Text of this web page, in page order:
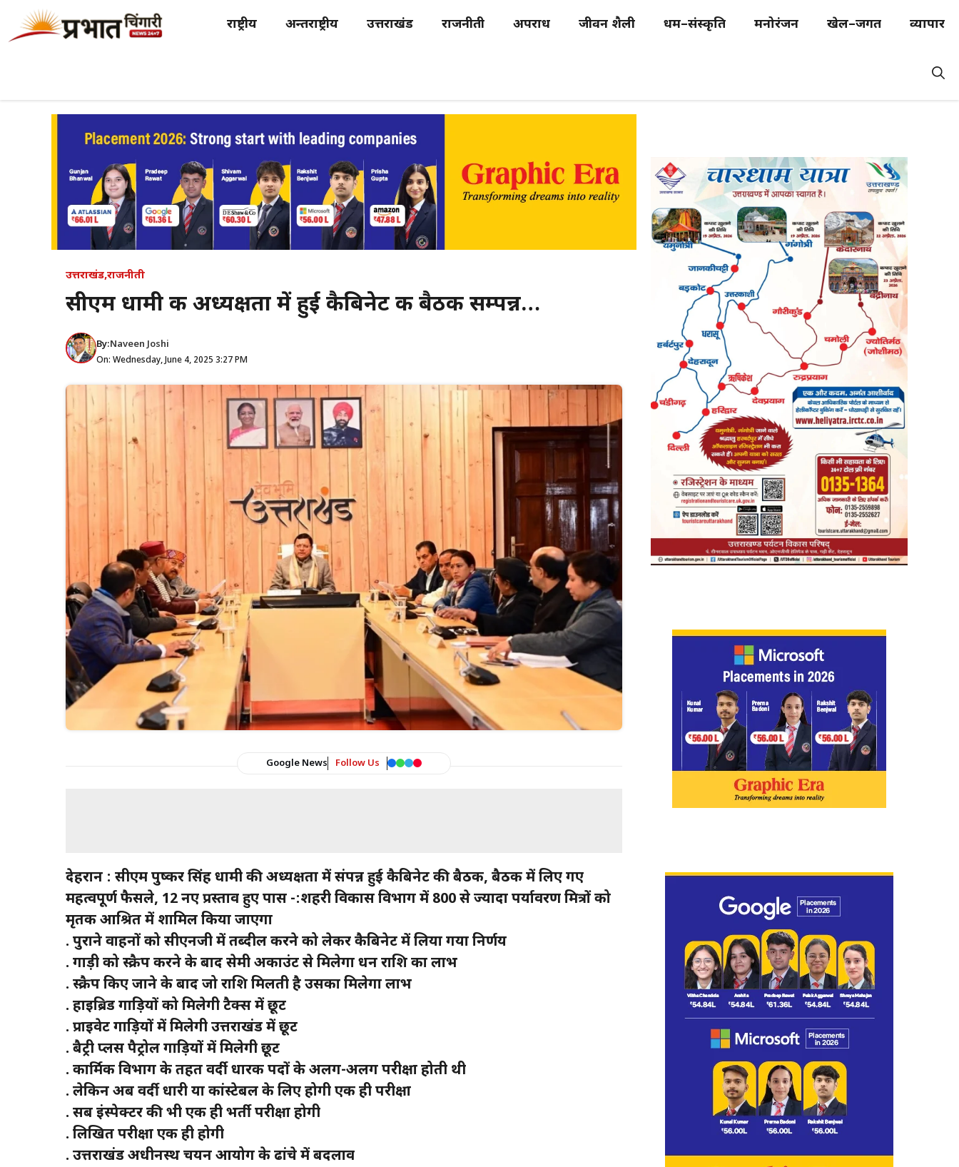
राष्ट्रीय अन्तर्राष्ट्रीय उत्तराखंड राजनीती अपराध जीवन शैली धर्म–संस्कृति मनोरंजन खेल–जगत व्यापार
उत्तराखंड,राजनीती
सीएम धामी की अध्यक्षता में हुई कैबिनेट की बैठक सम्पन्न…
By:Naveen Joshi
On: Wednesday, June 4, 2025 3:27 PM
Google News Follow Us
देहरादून : सीएम पुष्कर सिंह धामी की अध्यक्षता में संपन्न हुई कैबिनेट की बैठक, बैठक में लिए गए
महत्वपूर्ण फैसले, 12 नए प्रस्ताव हुए पास -:शहरी विकास विभाग में 800 से ज्यादा पर्यावरण मित्रों को
मृतक आश्रित में शामिल किया जाएगा
. पुराने वाहनों को सीएनजी में तब्दील करने को लेकर कैबिनेट में लिया गया निर्णय
. गाड़ी को स्क्रैप करने के बाद सेमी अकाउंट से मिलेगा धन राशि का लाभ
. स्क्रैप किए जाने के बाद जो राशि मिलती है उसका मिलेगा लाभ
. हाइब्रिड गाड़ियों को मिलेगी टैक्स में छूट
. प्राइवेट गाड़ियों में मिलेगी उत्तराखंड में छूट
. बैट्री प्लस पैट्रोल गाड़ियों में मिलेगी छूट
. कार्मिक विभाग के तहत वर्दी धारक पदों के अलग-अलग परीक्षा होती थी
. लेकिन अब वर्दी धारी या कांस्टेबल के लिए होगी एक ही परीक्षा
. सब इंस्पेक्टर की भी एक ही भर्ती परीक्षा होगी
. लिखित परीक्षा एक ही होगी
. उत्तराखंड अधीनस्थ चयन आयोग के ढांचे में बदलाव